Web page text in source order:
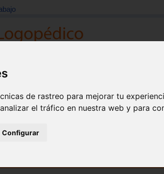
de rastreo para mejorar tu
el tráfico en nuestra web y para
Configurar